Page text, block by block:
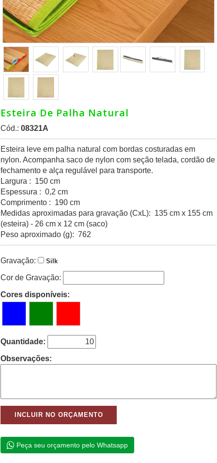
Esteira De Palha Natural
Cód.: 08321A
Esteira leve em palha natural com bordas costuradas em
nylon. Acompanha saco de nylon com seção telada, cordão de
fechamento e alça regulável para transporte.
Largura : 150 cm
Espessura : 0,2 cm
Comprimento : 190 cm
Medidas aproximadas para gravação (CxL): 135 cm x 155 cm
(esteira) - 26 cm x 12 cm (saco)
Peso aproximado (g): 762
Gravação: Silk
Cor de Gravação:
Cores disponíveis:
Quantidade:
Observações:
Peça seu orçamento pelo Whatsapp